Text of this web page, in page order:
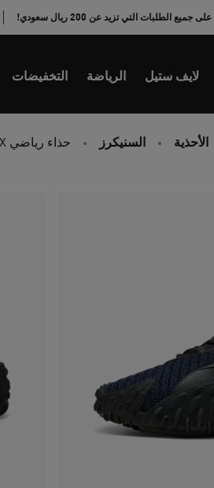
الطلبات التي تزيد عن 200 ريال سعودي!
لايف ستيل الرياضة التخفيضات
الأحذية السنيكرز حذاء رياضي Mostro X مناسب للجنسين